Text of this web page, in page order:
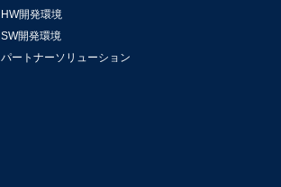
HW開発環境
SW開発環境
パートナーソリューション